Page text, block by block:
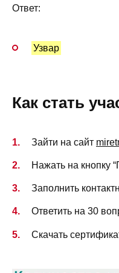
Ответ:
Узвар
Как стать
Зайти на сайт
Нажать на кнопку
Заполнить
Ответить на 30
Скачать